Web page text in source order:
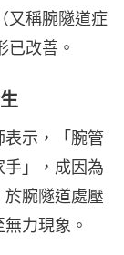
又稱腕隧道症
已改善。
表示，「腕管
」，成因為
腕隧道處壓
力現象。